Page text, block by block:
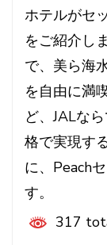
ホテルがセ
をご紹介し
で、美ら海
を自由に満
ど、JALな
格で実現す
に、Peach
す。
317